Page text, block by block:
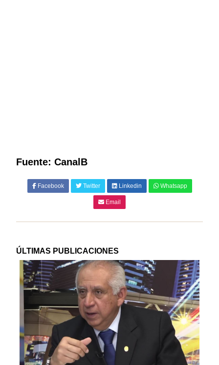
Fuente: CanalB
Facebook Twitter Linkedin Whatsapp
Email
ÚLTIMAS PUBLICACIONES